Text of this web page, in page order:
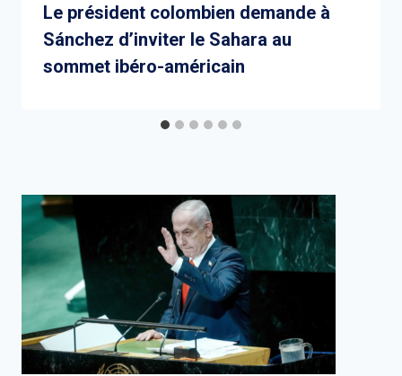
Le président colombien demande à
Sánchez d’inviter le Sahara au
sommet ibéro-américain